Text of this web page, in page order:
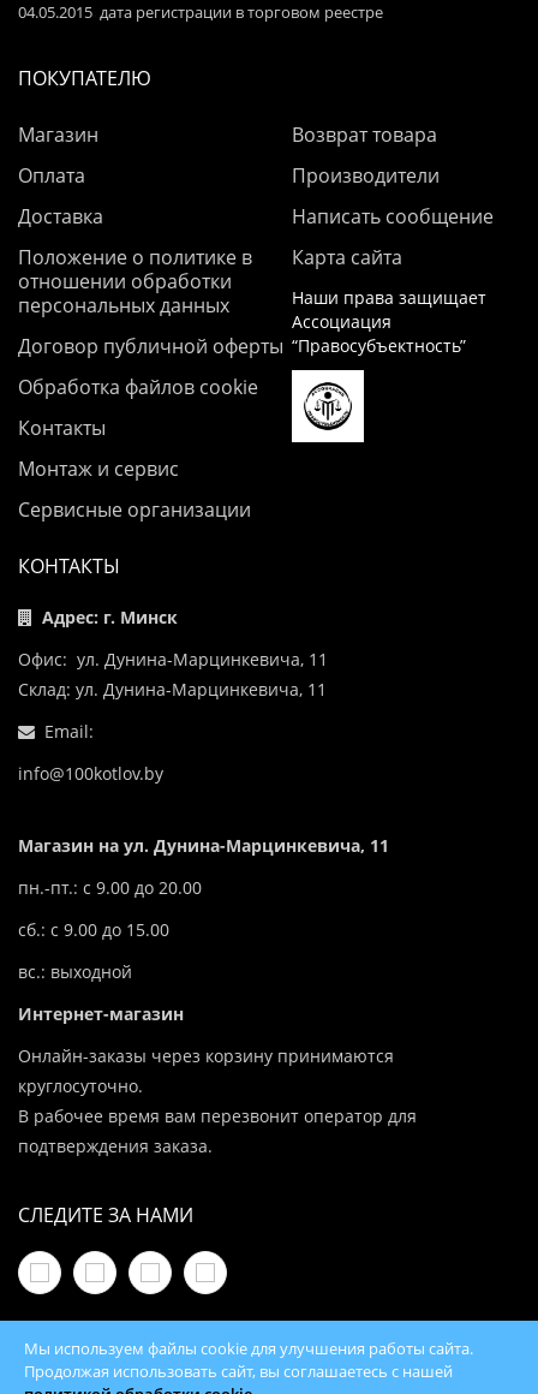
04.05.2015 дата регистрации в торговом реестре
ПОКУПАТЕЛЮ
Магазин
Оплата
Доставка
Положение о политике в
отношении обработки
персональных данных
Договор публичной оферты
Обработка файлов cookie
Контакты
Монтаж и сервис
Сервисные организации
Возврат товара
Производители
Написать сообщение
Карта сайта
Наши права защищает
Ассоциация
“Правосубъектность”
КОНТАКТЫ
Адрес: г. Минск
Офис: ул. Дунина-Марцинкевича, 11
Склад: ул. Дунина-Марцинкевича, 11
Email:
info@100kotlov.by
Магазин на ул. Дунина-Марцинкевича, 11
пн.-пт.: с 9.00 до 20.00
сб.: с 9.00 до 15.00
вс.: выходной
Интернет-магазин
Онлайн-заказы через корзину принимаются
круглосуточно.
В рабочее время вам перезвонит оператор для
подтверждения заказа.
СЛЕДИТЕ ЗА НАМИ
Мы используем файлы cookie для улучшения работы сайта.
Продолжая использовать сайт, вы соглашаетесь с нашей